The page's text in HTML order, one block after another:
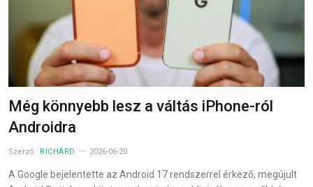
Még könnyebb lesz a váltás iPhone-ról
Androidra
Szerző: RICHÁRD 2026-06-20
A Google bejelentette az Android 17 rendszerrel érkező, megújult